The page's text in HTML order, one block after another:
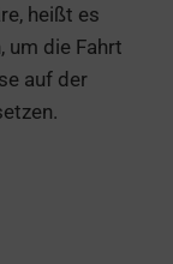
heißt es
um die Fahrt
auf der